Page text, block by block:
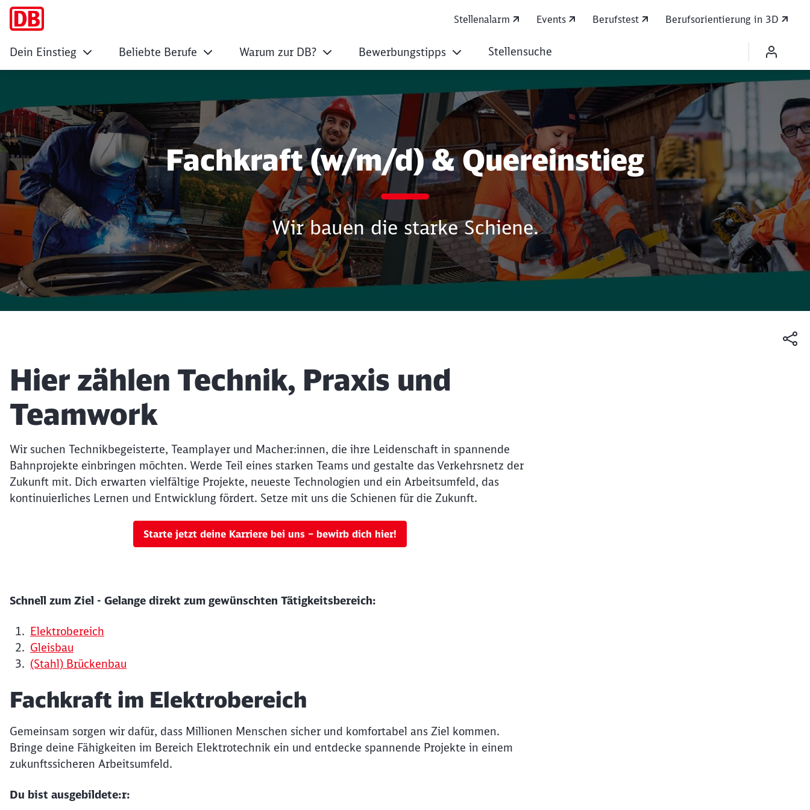
Hier zählen Technik, Praxis und Teamwork
Stellenalarm Events Berufstest Berufsorientierung in 3D
Dein Einstieg Beliebte Berufe Warum zur DB? Bewerbungstipps Stellensuche
Fachkraft (w/m/d) & Quereinstieg
Wir bauen die starke Schiene.
Artikel:
Hier zählen Technik, Praxis und
Teamwork
Wir suchen Technikbegeisterte, Teamplayer und Macher:innen, die ihre Leidenschaft in spannende
Bahnprojekte einbringen möchten. Werde Teil eines starken Teams und gestalte das Verkehrsnetz der
Zukunft mit. Dich erwarten vielfältige Projekte, neueste Technologien und ein Arbeitsumfeld, das
kontinuierliches Lernen und Entwicklung fördert. Setze mit uns die Schienen für die Zukunft.
Starte jetzt deine Karriere bei uns – bewirb dich hier!
Schnell zum Ziel - Gelange direkt zum gewünschten Tätigkeitsbereich:
Elektrobereich
Gleisbau
(Stahl) Brückenbau
Fachkraft im Elektrobereich
Gemeinsam sorgen wir dafür, dass Millionen Menschen sicher und komfortabel ans Ziel kommen.
Bringe deine Fähigkeiten im Bereich Elektrotechnik ein und entdecke spannende Projekte in einem
zukunftssicheren Arbeitsumfeld.
Du bist ausgebildete:r: